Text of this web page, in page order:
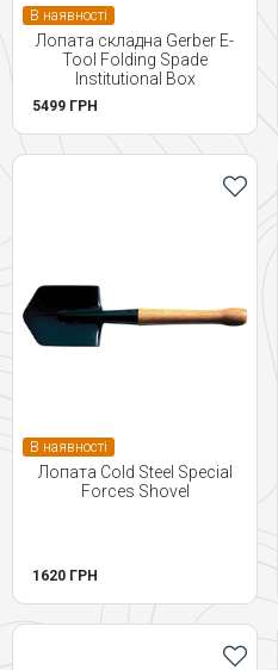
В наявності
Лопата складна Gerber E-
Tool Folding Spade
Institutional Box
5499 ГРН
В наявності
Лопата Cold Steel Special
Forces Shovel
1620 ГРН